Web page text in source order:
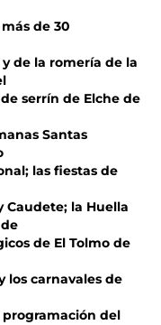
de 30
de la romería de la
serrín de Elche de
Santas
las fiestas de
Caudete; la Huella
de El Tolmo de
los carnavales de
programación del